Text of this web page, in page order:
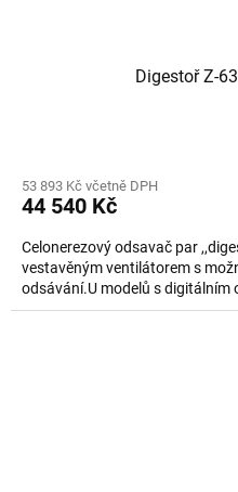
Digestoř Z-
53 893 Kč včetně DPH
44 540 Kč
Celonerezový odsavač par
vestavěným ventilátorem s
odsávání.U modelů s digitálním